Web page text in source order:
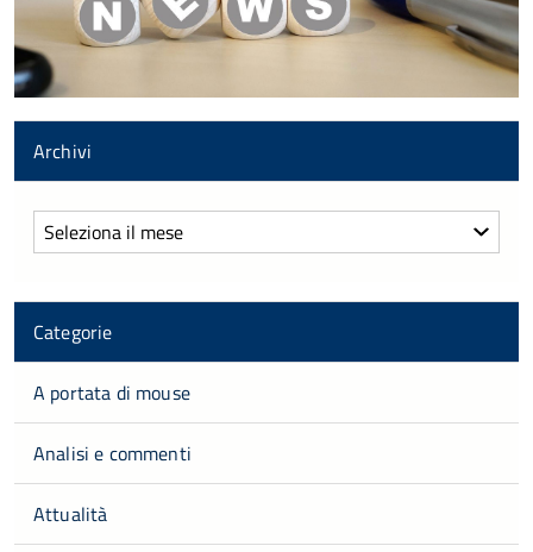
Archivi
Archivi
Categorie
A portata di mouse
Analisi e commenti
Attualità